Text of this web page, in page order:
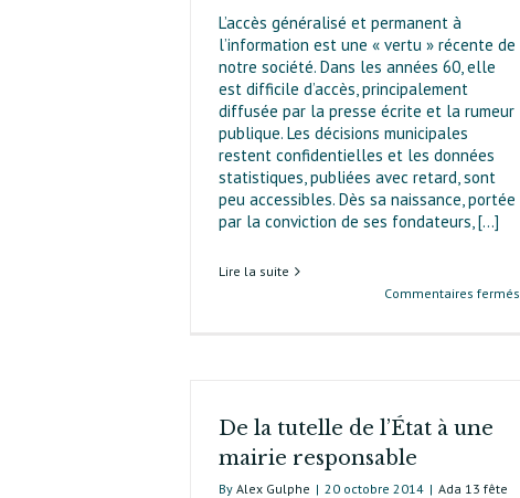
L’accès généralisé et permanent à
l’information est une « vertu » récente de
notre société. Dans les années 60, elle
est difficile d’accès, principa­le­ment
diffusée par la presse écrite et la rumeur
publique. Les décisions municipales
restent confidentielles et les données
statistiques, publiées avec retard, sont
peu accessibles. Dès sa naissance, portée
par la conviction de ses fondateurs, [...]
Lire la suite
Commentaires fermés
De la tutelle de l’État à une
mairie responsable
By Alex Gulphe | 20 octobre 2014 | Ada 13 fête